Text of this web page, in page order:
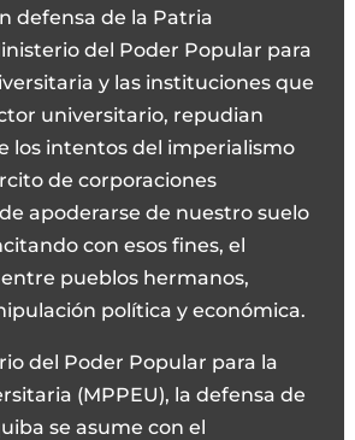
defensa de la Patria
del Poder Popular para
y las instituciones que
universitario, repudian
los intentos del imperialismo
de corporaciones
apoderarse de nuestro suelo
con esos fines, el
pueblos hermanos,
política y económica.
del Poder Popular para la
(MPPEU), la defensa de
se asume con el